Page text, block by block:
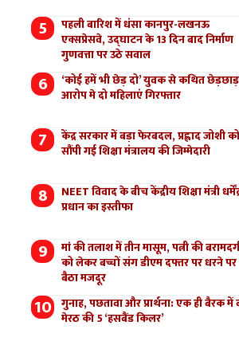
पहली बारिश में धंसा कानपुर-लखनऊ
एक्सप्रेसवे, उद्घाटन के 13 दिन बाद निर्माण
गुणवत्ता पर उठे सवाल
‘कोई हमें भी छेड़ दो’ युवक से कथित
आरोप मे दो महिलाएं गिरफ्तार
केंद्र सरकार में बड़ा फेरबदल, प्रह्लाद जोशी को
सौंपी गई शिक्षा मंत्रालय की जिम्मेदारी
NEET विवाद के बीच केंद्रीय शिक्षा मंत्री
प्रधान का इस्तीफा
मां की तलाश में तीन मासूम, पत्नी की
को लेकर बच्चों संग डीएम दफ्तर पर धरने पर
बैठा मजदूर
गुनाह, पछतावा और प्रार्थना: एक ही बैरक में
मेरठ की 5 ‘हसबैंड किलर’